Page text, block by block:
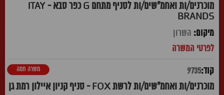
מוכרנים/ות ואחמ"שים/ות לסניף מתחם G כפר סבא - ITAY
BRANDS
השרון
9735
מוכרנים/ות ואחמ"שים/ות לרשת FOX - סניף קניון איילון רמת גן
משרה חמה